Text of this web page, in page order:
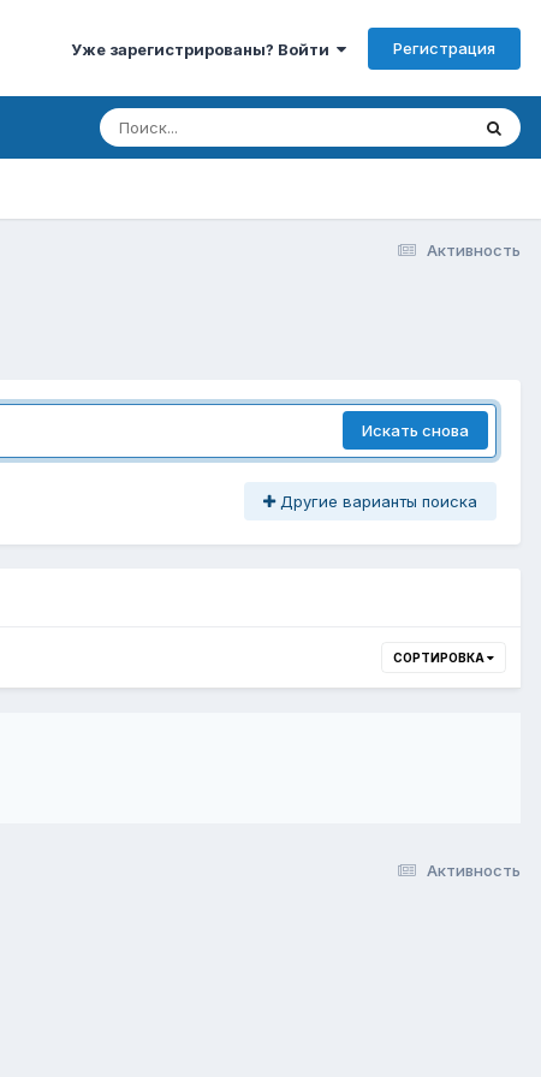
Уже зарегистрированы? Войти Регистрация
Активность
Искать снова
Другие варианты поиска
СОРТИРОВКА
Активность